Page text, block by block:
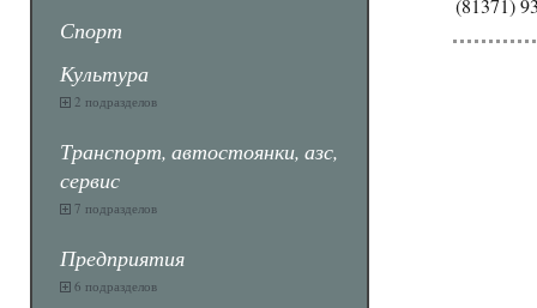
Спорт
Культура
2 подразделов
Транспорт, автостоянки, азс,
сервис
7 подразделов
Предприятия
6 подразделов
(81371)